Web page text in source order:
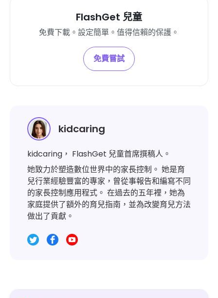
FlashGet 兒童
免費下載。設定簡單。值得信賴的保護。
免費嘗試
kidcaring
kidcaring， FlashGet 兒童首席撰稿人。
她致力於塑造數位世界中的家長控制。 她是育
兒行業經驗豐富的專家，曾從事報告和編寫不同
的家長控制應用程式。 在過去的五年裡，她為
家庭提供了額外的育兒指南，並為改變育兒方法
做出了貢獻。